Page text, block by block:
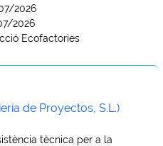
2026
2026
Ecofactories
de Proyectos, S.L.)
tècnica per a la